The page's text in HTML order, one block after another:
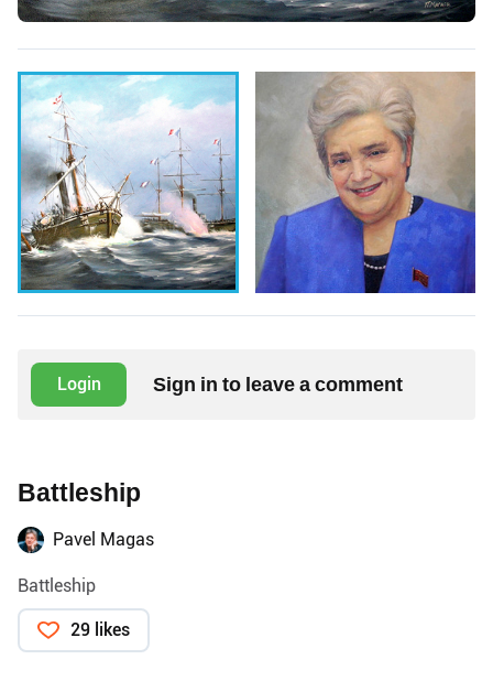
Login Sign in to leave a comment
Battleship
Pavel Magas
Battleship
29 likes